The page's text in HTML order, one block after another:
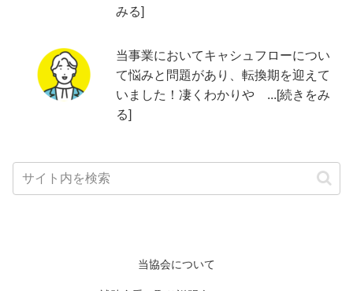
みる]
当事業においてキャシュフローについ
て悩みと問題があり、転換期を迎えて
いました！凄くわかりや ...[続きをみ
る]
当協会について